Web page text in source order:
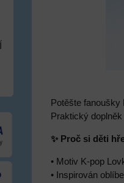
Potěšte
Praktický
✨ Proč si děti
• Motiv K-pop
• Inspirován